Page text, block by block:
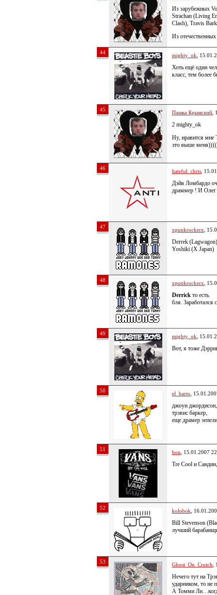
Из зарубежных
Strachan (Living
Clash), Travis
Из
44 mighty_ok ,
Хоть ещё один
класс, тем более
45 Пашка Крымский
2 mighty_ok
Ну, нравится мне
это выше
46 hateful_chris ,
Дэйв Ломбардо
драммер ! И
47 xpunkrockerx ,
Derrek
Yoshiki (X Japan)
48 xpunkrockerx ,
Derrick то есть.
бля. Заработался
49 mighty_ok ,
Вот, я тоже
50 el_barto ,
джоуи
трэвис баркер,
еще драмер
51 bon , 15.01.2007
Trе Cool и
52 kolobok ,
Bill Stevenson
лучший
53 Ghost_On_Crutch
Нечего тут на
ударником, то не
А Томми